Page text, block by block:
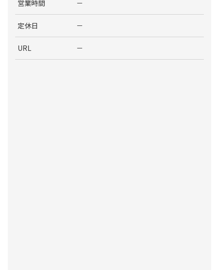
営業時間 －
定休日 －
URL －